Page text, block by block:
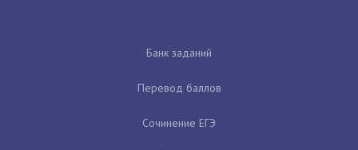
Банк заданий
Перевод баллов
Сочинение ЕГЭ